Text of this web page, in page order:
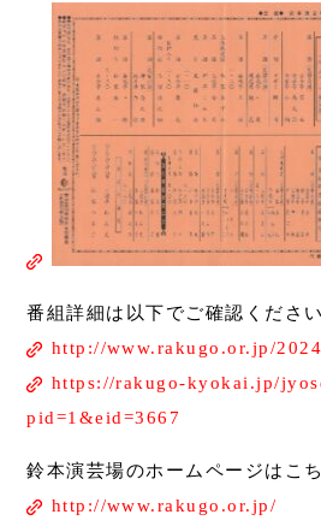
番組詳細は以下でご確認ください
http://www.rakugo.or.jp/
https://rakugo-kyokai.jp/
pid=1&eid=3667
鈴本演芸場のホームページはこち
http://www.rakugo.or.jp/